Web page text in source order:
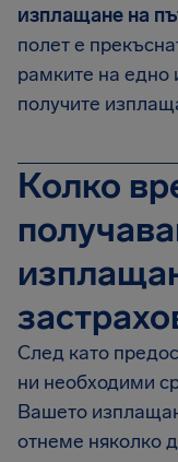
изплащане на
полет е
рамките на едно
получите
Колко
След като
ни необходими
Вашето
отнеме няколко